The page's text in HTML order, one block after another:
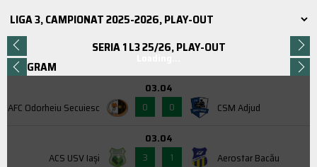
SERIA 1 L3 25/26, PLAY-OUT
PROGRAM
AFC Odorheiu Secuiesc
03.04
0
0 CSM Adjud
ACS USV Iaşi
03.04
3
1 Aerostar Bacău